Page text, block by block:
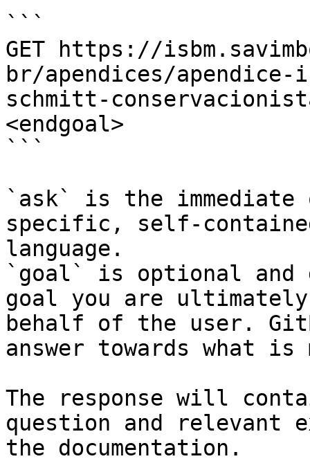
```
GET https://
br/apendices/
schmitt-
<endgoal>
```
`ask` is the
specific, self-
language.
`goal` is optional and
goal you are
behalf of the user.
answer towards what
The response will
question and relevant
the documentation.